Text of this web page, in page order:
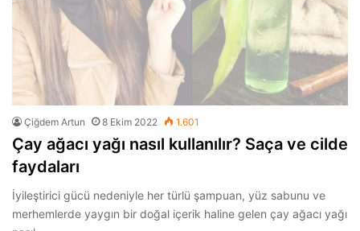
Çiğdem Artun 8 Ekim 2022 1.601
Çay ağacı yağı nasıl kullanılır? Saça ve cilde
faydaları
İyileştirici gücü nedeniyle her türlü şampuan, yüz sabunu ve
merhemlerde yaygın bir doğal içerik haline gelen çay ağacı yağı